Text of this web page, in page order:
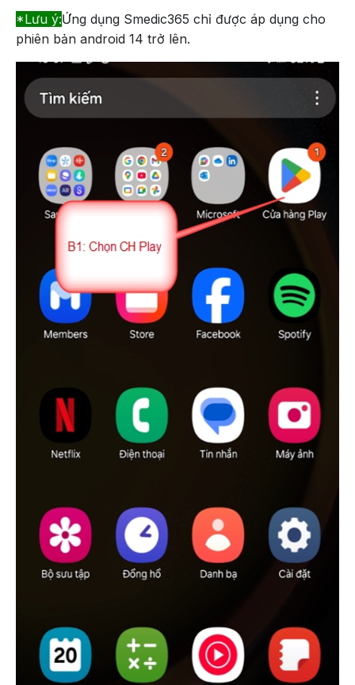
*Lưu ý:Ứng dụng Smedic365 chỉ được áp dụng cho
phiên bản android 14 trở lên.